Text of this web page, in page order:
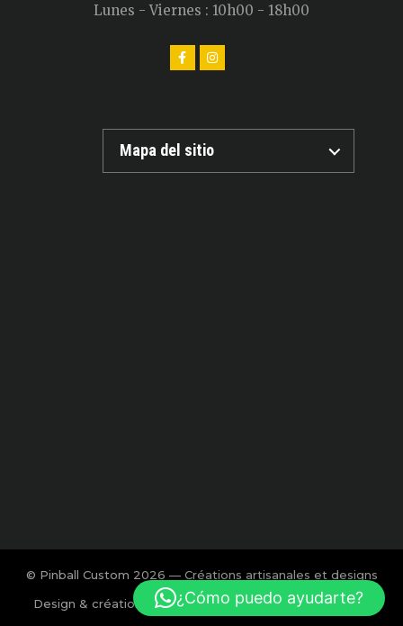
Lunes - Viernes : 10h00 - 18h00
Mapa del sitio
© Pinball Custom 2026 — Créations artisanales et designs
exclusifs pour flipper.
Design & création : Charlotte Calmon — Agence BOOM!
¿Cómo puedo ayudarte?